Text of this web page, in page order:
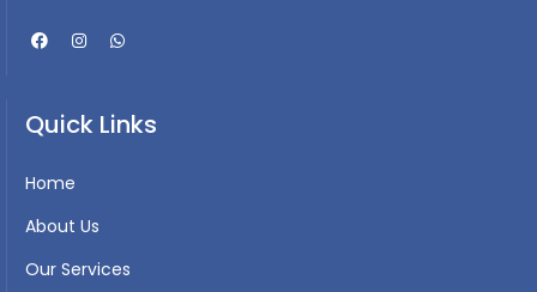
Quick Links
Home
About Us
Our Services